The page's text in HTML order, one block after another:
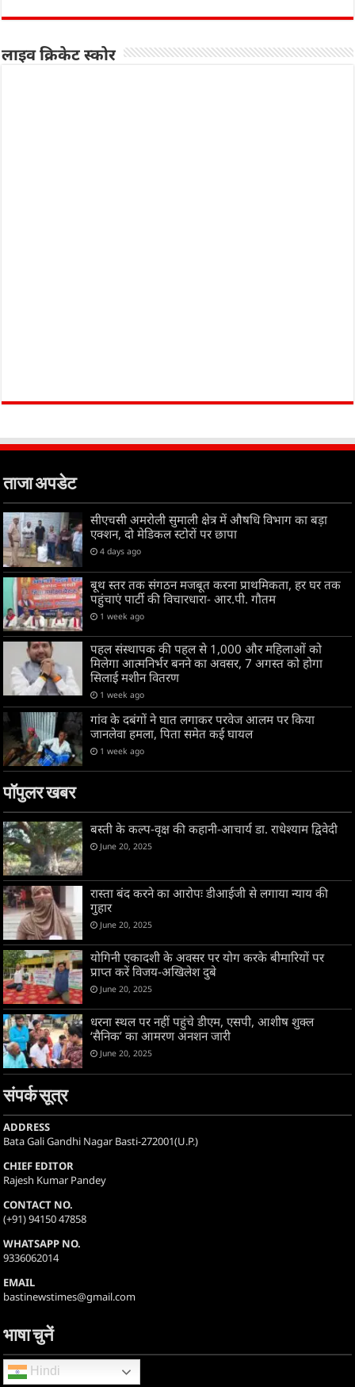
लाइव क्रिकेट स्कोर
ताजा अपडेट
सीएचसी अमरोली सुमाली क्षेत्र में औषधि विभाग का बड़ा
एक्शन, दो मेडिकल स्टोरों पर छापा
4 days ago
बूथ स्तर तक संगठन मजबूत करना प्राथमिकता, हर घर तक
पहुंचाएं पार्टी की विचारधारा- आर.पी. गौतम
1 week ago
पहल संस्थापक की पहल से 1,000 और महिलाओं को
मिलेगा आत्मनिर्भर बनने का अवसर, 7 अगस्त को होगा
सिलाई मशीन वितरण
1 week ago
गांव के दबंगों ने घात लगाकर परवेज आलम पर किया
जानलेवा हमला, पिता समेत कई घायल
1 week ago
पॉपुलर खबर
बस्ती के कल्प-वृक्ष की कहानी-आचार्य डा. राधेश्याम द्विवेदी
June 20, 2025
रास्ता बंद करने का आरोपः डीआईजी से लगाया न्याय की
गुहार
June 20, 2025
योगिनी एकादशी के अवसर पर योग करके बीमारियों पर
प्राप्त करें विजय-अखिलेश दुबे
June 20, 2025
धरना स्थल पर नहीं पहुंचे डीएम, एसपी, आशीष शुक्ल
‘सैनिक’ का आमरण अनशन जारी
June 20, 2025
संपर्क सूत्र
ADDRESS
Bata Gali Gandhi Nagar Basti-272001(U.P.)
CHIEF EDITOR
Rajesh Kumar Pandey
CONTACT NO.
(+91) 94150 47858
WHATSAPP NO.
9336062014
EMAIL
bastinewstimes@gmail.com
भाषा चुनें
Hindi